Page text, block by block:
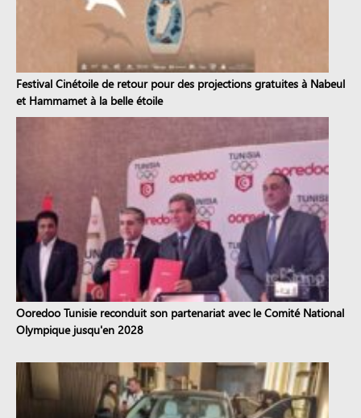
Festival Cinétoile de retour pour des projections gratuites à Nabeul
et Hammamet à la belle étoile
Ooredoo Tunisie reconduit son partenariat avec le Comité National
Olympique jusqu'en 2028